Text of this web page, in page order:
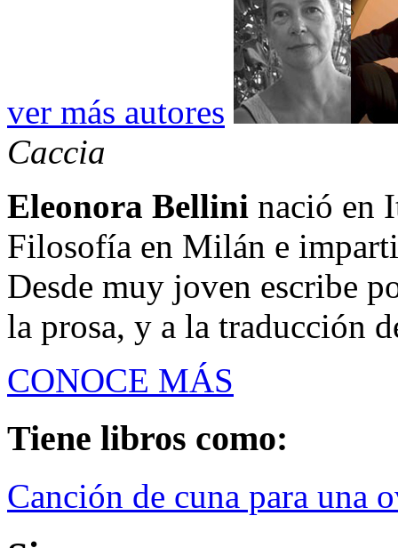
ver más autores
Caccia
Eleonora Bellini nació en
Filosofía en Milán e
Desde muy joven escribe
la prosa, y a la traducción
CONOCE MÁS
Tiene libros como:
Canción de cuna para una